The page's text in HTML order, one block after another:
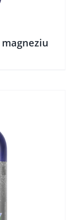
magneziu